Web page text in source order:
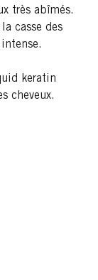
très abîmés.
casse des
keratin
cheveux.